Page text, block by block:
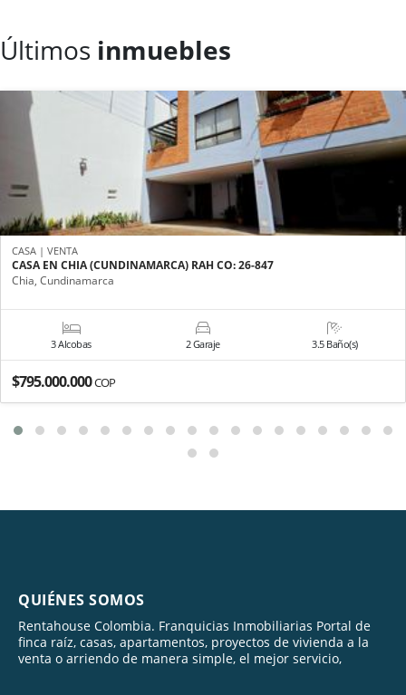
Últimos inmuebles
CASA | VENTA
CASA EN CHIA (CUNDINAMARCA) RAH CO: 26-847
Chia, Cundinamarca
3 Alcobas 2 Garaje 3.5 Baño(s)
$795.000.000COP
QUIÉNES SOMOS
Rentahouse Colombia. Franquicias Inmobiliarias Portal de
finca raíz, casas, apartamentos, proyectos de vivienda a la
venta o arriendo de manera simple, el mejor servicio,